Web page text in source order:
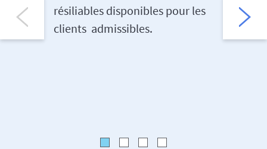
résiliables disponibles pour les
clients admissibles.
les